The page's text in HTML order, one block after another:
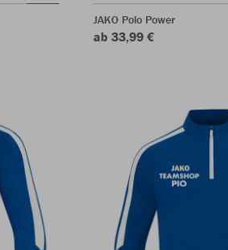
JAKO Polo Power
ab 33,99 €